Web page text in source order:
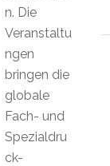
n. Die
Veranstaltu
ngen
bringen die
globale
Fach- und
Spezialdru
ck-